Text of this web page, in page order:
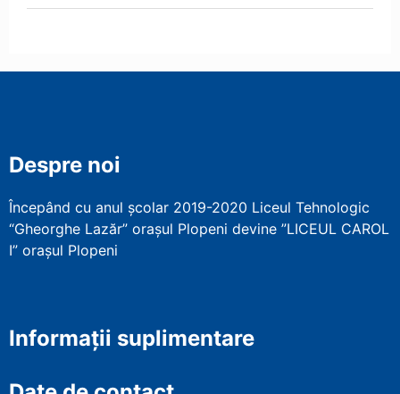
Despre noi
Începând cu anul școlar 2019-2020 Liceul Tehnologic
“Gheorghe Lazăr” orașul Plopeni devine ”LICEUL CAROL
I” orașul Plopeni
Informații suplimentare